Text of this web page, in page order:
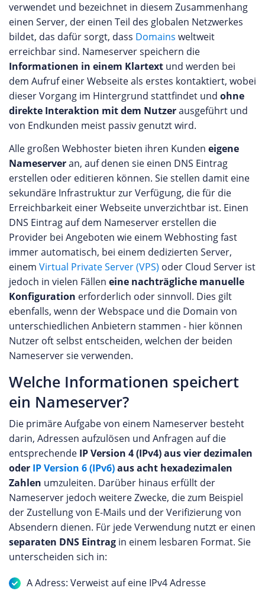
verwendet und bezeichnet in diesem Zusammenhang
einen Server, der einen Teil des globalen Netzwerkes
bildet, das dafür sorgt, dass Domains weltweit
erreichbar sind. Nameserver speichern die
Informationen in einem Klartext und werden bei
dem Aufruf einer Webseite als erstes kontaktiert, wobei
dieser Vorgang im Hintergrund stattfindet und ohne
direkte Interaktion mit dem Nutzerausgeführt und
von Endkunden meist passiv genutzt wird.
Alle großen Webhoster bieten ihren Kunden eigene
Nameserveran, auf denen sie einen DNS Eintrag
erstellen oder editieren können. Sie stellen damit eine
sekundäre Infrastruktur zur Verfügung, die für die
Erreichbarkeit einer Webseite unverzichtbar ist. Einen
DNS Eintrag auf dem Nameserver erstellen die
Provider bei Angeboten wie einem Webhosting fast
immer automatisch, bei einem dedizierten Server,
einem Virtual Private Server (VPS) oder Cloud Server ist
jedoch in vielen Fällen eine nachträgliche manuelle
Konfiguration erforderlich oder sinnvoll. Dies gilt
ebenfalls, wenn der Webspace und die Domain von
unterschiedlichen Anbietern stammen - hier können
Nutzer oft selbst entscheiden, welchen der beiden
Nameserver sie verwenden.
Welche Informationen speichert
ein Nameserver?
Die primäre Aufgabe von einem Nameserver besteht
darin, Adressen aufzulösen und Anfragen auf die
entsprechende IP Version 4 (IPv4) aus vier dezimalen
oder IP Version 6 (IPv6)aus acht hexadezimalen
Zahlen umzuleiten. Darüber hinaus erfüllt der
Nameserver jedoch weitere Zwecke, die zum Beispiel
der Zustellung von E-Mails und der Verifizierung von
Absendern dienen. Für jede Verwendung nutzt er einen
separaten DNS Eintrag in einem lesbaren Format. Sie
unterscheiden sich in:
A Adress: Verweist auf eine IPv4 Adresse